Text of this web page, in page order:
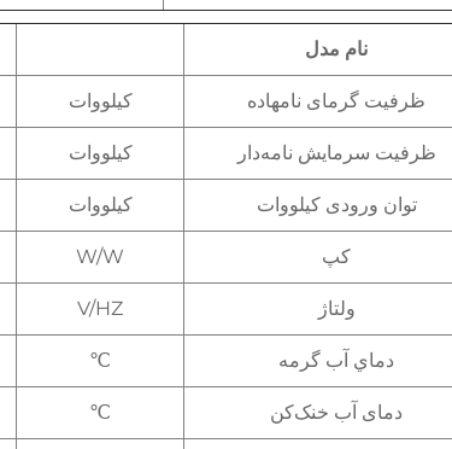
نام مدل
ظرفیت گرمای نامهاده کیلووات
ظرفیت سرمایش نامه‌دار کیلووات
توان ورودی کیلووات کیلووات
کپ W/W
ولتاژ V/HZ
دماي آب گرمه ℃
دمای آب خنک‌کن ℃